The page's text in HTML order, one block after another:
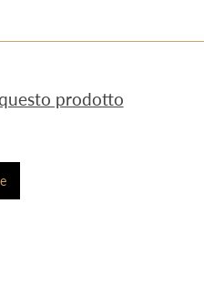
prodotto